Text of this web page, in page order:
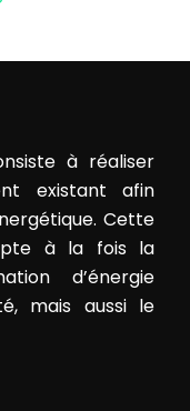
à réaliser
existant afin
Cette
à la fois la
d’énergie
mais aussi le